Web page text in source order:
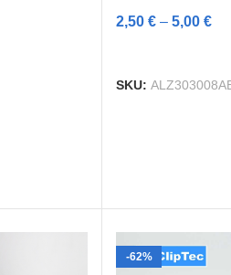
2,50€ –5,00€
SKU:
-62%